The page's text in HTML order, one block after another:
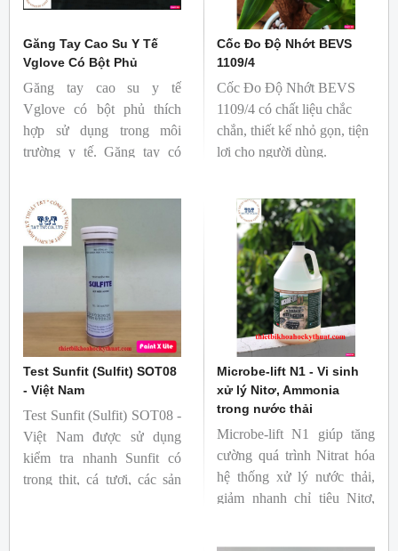
Găng Tay Cao Su Y Tế
Vglove Có Bột Phủ
Găng tay cao su y tế
Vglove có bột phủ thích
hợp sử dụng trong môi
trường y tế. Găng tay có
dụng.
Cốc Đo Độ Nhớt BEVS
1109/4
Cốc Đo Độ Nhớt BEVS
1109/4 có chất liệu chắc
chắn, thiết kế nhỏ gọn, tiện
lợi cho người dùng.
Test Sunfit (Sulfit) SOT08
- Việt Nam
Test Sunfit (Sulfit) SOT08 -
Việt Nam được sử dụng
kiểm tra nhanh Sunfit có
trong thịt, cá tươi, các sản
Microbe-lift N1 - Vi sinh
xử lý Nitơ, Ammonia
trong nước thải
Microbe-lift N1 giúp tăng
cường quá trình Nitrat hóa
hệ thống xử lý nước thải,
giảm nhanh chỉ tiêu Nitơ,